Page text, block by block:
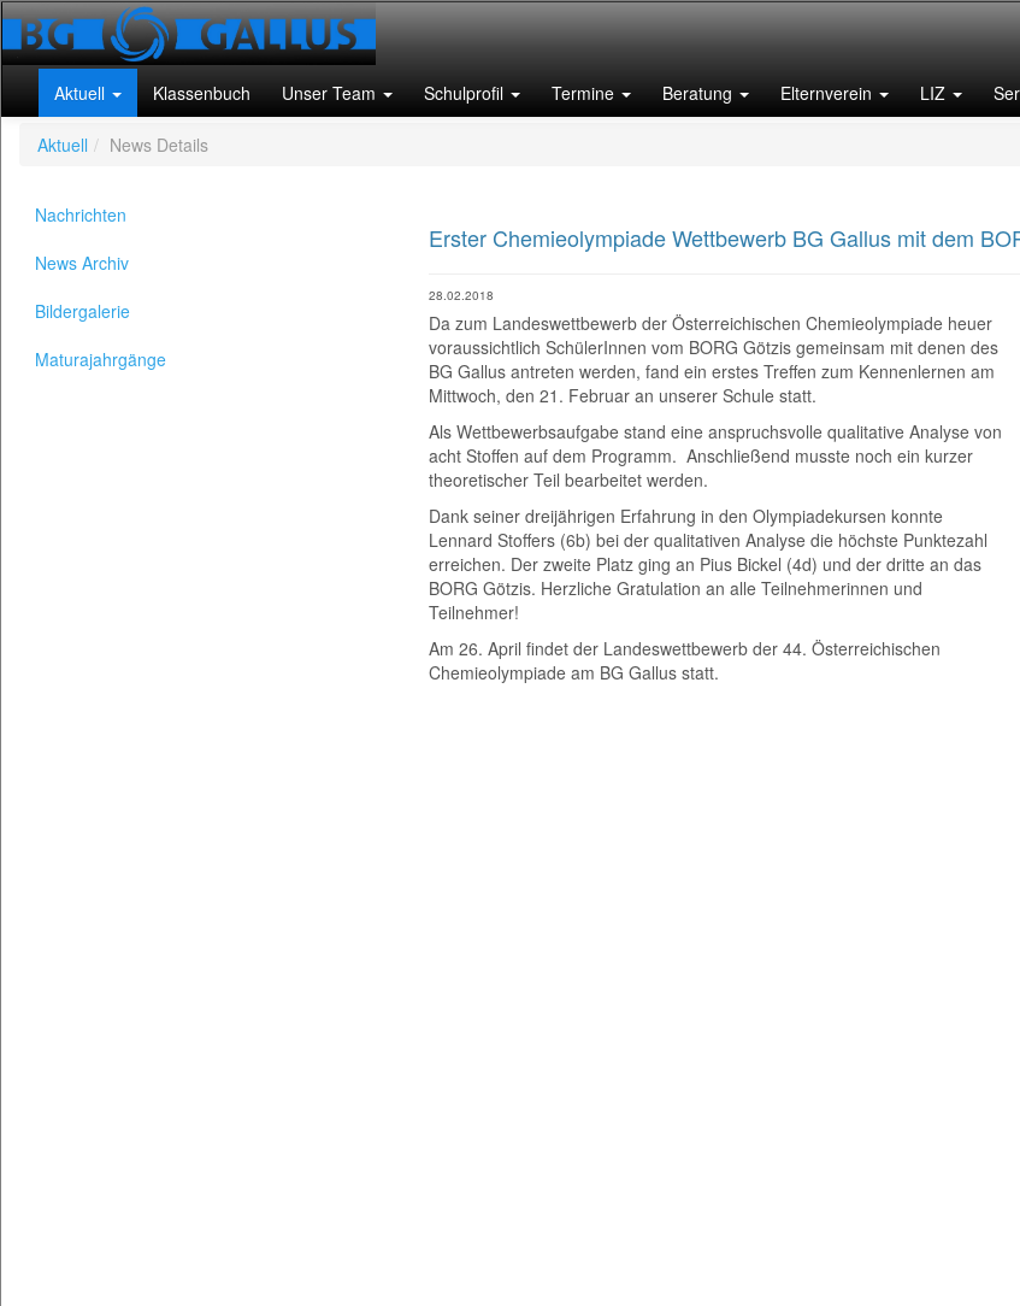
Aktuell Klassenbuch Unser Team Schulprofil Termine Beratung Elternverein LIZ
Aktuell News Details
Nachrichten
News Archiv
Bildergalerie
Maturajahrgänge
Erster Chemieolympiade Wettbewerb BG Gallus mit dem
28.02.2018
Da zum Landeswettbewerb der Österreichischen Chemieolympiade heuer
voraussichtlich SchülerInnen vom BORG Götzis gemeinsam mit denen des
BG Gallus antreten werden, fand ein erstes Treffen zum Kennenlernen am
Mittwoch, den 21. Februar an unserer Schule statt.
Als Wettbewerbsaufgabe stand eine anspruchsvolle qualitative Analyse von
acht Stoffen auf dem Programm. Anschließend musste noch ein kurzer
theoretischer Teil bearbeitet werden.
Dank seiner dreijährigen Erfahrung in den Olympiadekursen konnte
Lennard Stoffers (6b) bei der qualitativen Analyse die höchste Punktezahl
erreichen. Der zweite Platz ging an Pius Bickel (4d) und der dritte an das
BORG Götzis. Herzliche Gratulation an alle Teilnehmerinnen und
Teilnehmer!
Am 26. April findet der Landeswettbewerb der 44. Österreichischen
Chemieolympiade am BG Gallus statt.